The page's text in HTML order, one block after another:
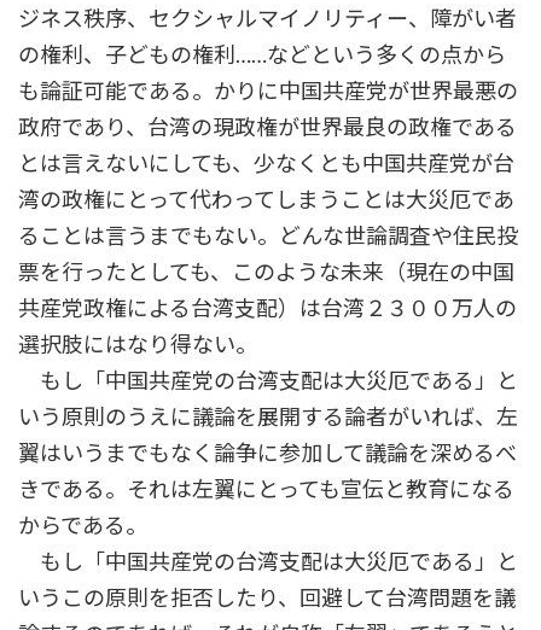
ジネス秩序、セクシャルマイノリティー、障がい者
の権利、子どもの権利……などという多くの点から
も論証可能である。かりに中国共産党が世界最悪の
政府であり、台湾の現政権が世界最良の政権である
とは言えないにしても、少なくとも中国共産党が台
湾の政権にとって代わってしまうことは大災厄であ
ることは言うまでもない。どんな世論調査や住民投
票を行ったとしても、このような未来（現在の中国
共産党政権による台湾支配）は台湾２３００万人の
選択肢にはなり得ない。
もし「中国共産党の台湾支配は大災厄である」と
いう原則のうえに議論を展開する論者がいれば、左
翼はいうまでもなく論争に参加して議論を深めるべ
きである。それは左翼にとっても宣伝と教育になる
からである。
もし「中国共産党の台湾支配は大災厄である」と
いうこの原則を拒否したり、回避して台湾問題を議